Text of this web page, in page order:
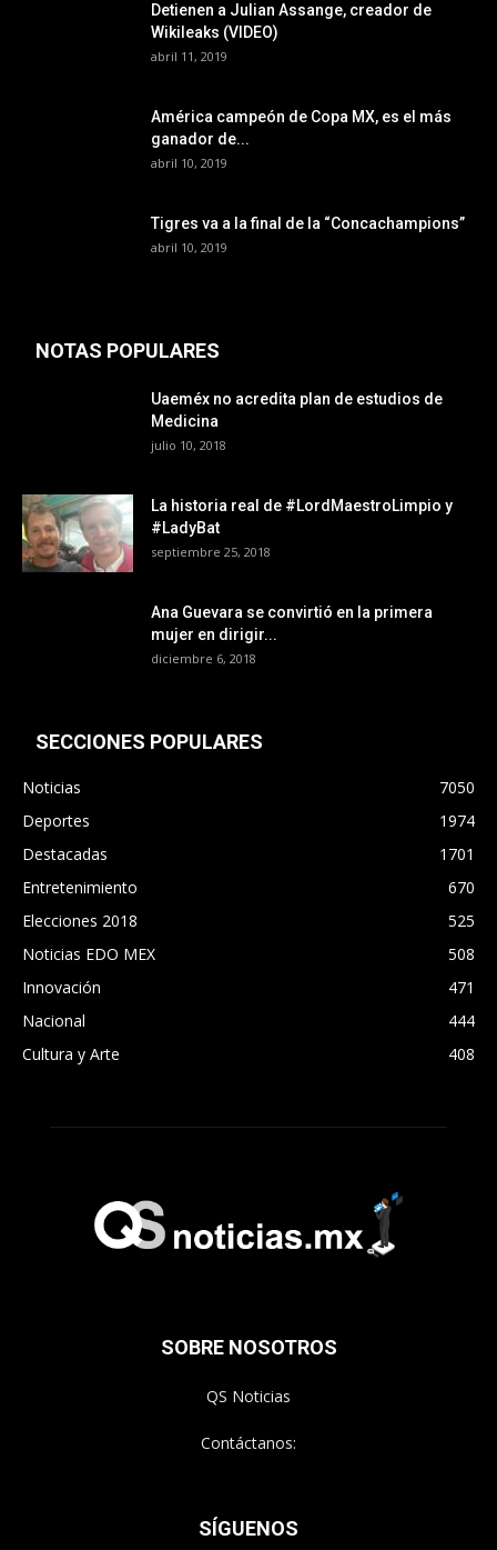
Detienen a Julian Assange, creador de
Wikileaks (VIDEO)
abril 11, 2019
América campeón de Copa MX, es el más
ganador de...
abril 10, 2019
Tigres va a la final de la “Concachampions”
abril 10, 2019
NOTAS POPULARES
Uaeméx no acredita plan de estudios de
Medicina
julio 10, 2018
La historia real de #LordMaestroLimpio y
#LadyBat
septiembre 25, 2018
Ana Guevara se convirtió en la primera
mujer en dirigir...
diciembre 6, 2018
SECCIONES POPULARES
Noticias
7050
Deportes
1974
Destacadas
1701
Entretenimiento
670
Elecciones 2018
525
Noticias EDO MEX
508
Innovación
471
Nacional
444
Cultura y Arte
408
SOBRE NOSOTROS
QS Noticias
Contáctanos:
SÍGUENOS